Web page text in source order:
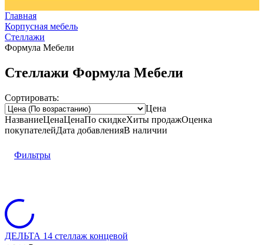
Главная
Корпусная мебель
Стеллажи
Формула Мебели
Стеллажи Формула Мебели
Сортировать:
Цена
НазваниеЦенаЦенаПо скидкеХиты продажОценка
покупателейДата добавленияВ наличии
Фильтры
ДЕЛЬТА 14 стеллаж концевой